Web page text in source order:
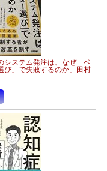
システム発注は、なぜ「ベ
び」で失敗するのか」田村